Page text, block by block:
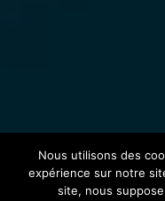
Nous utilisons des
expérience sur notre
site, nous